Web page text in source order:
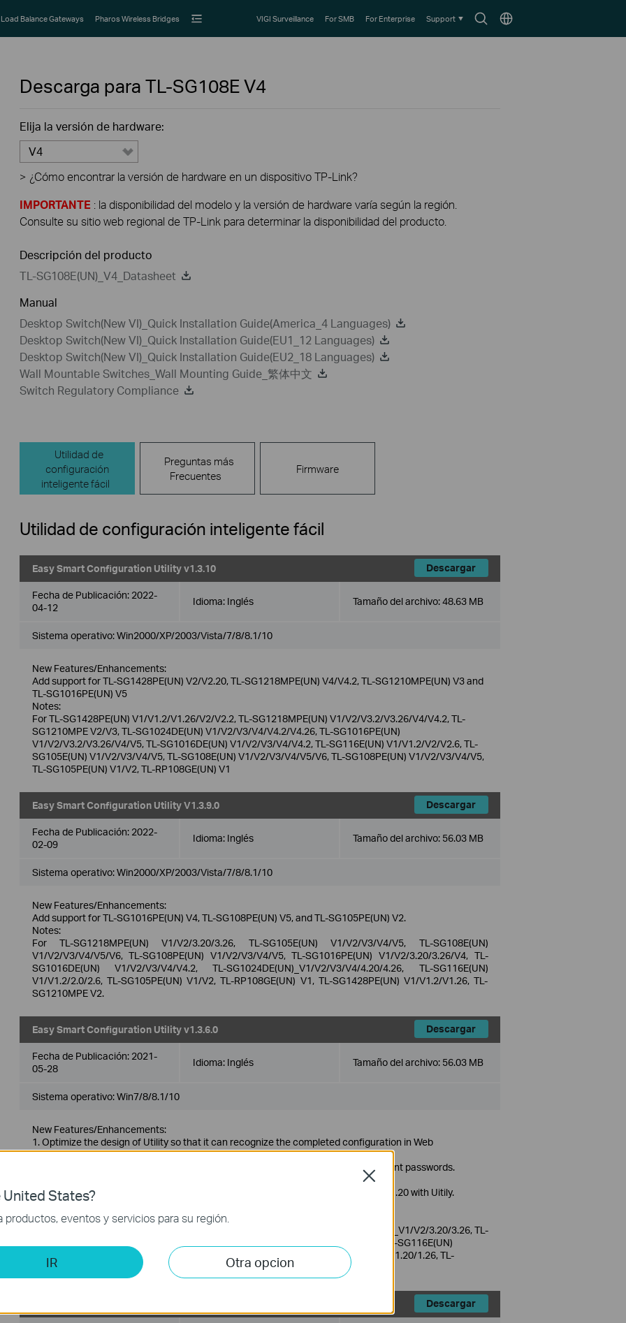
SearchChoose
Load Balance Gateways Pharos Wireless Bridges VIGI Surveillance For SMB For Enterprise Support
Descarga para TL-SG108E V4
Elija la versión de hardware:
V4
> ¿Cómo encontrar la versión de hardware en un dispositivo TP-Link?
IMPORTANTE : la disponibilidad del modelo y la versión de hardware varía según la región.
Consulte su sitio web regional de TP-Link para determinar la disponibilidad del producto.
Descripción del producto
TL-SG108E(UN)_V4_Datasheet
Manual
Desktop Switch(New VI)_Quick Installation Guide(America_4 Languages)
Desktop Switch(New VI)_Quick Installation Guide(EU1_12 Languages)
Desktop Switch(New VI)_Quick Installation Guide(EU2_18 Languages)
Wall Mountable Switches_Wall Mounting Guide_繁体中文
Switch Regulatory Compliance
Utilidad de
configuración
inteligente fácil
Preguntas más
Frecuentes
Firmware
Utilidad de configuración inteligente fácil
Easy Smart Configuration Utility v1.3.10 Descargar
Fecha de Publicación: 2022-
04-12
Idioma: Inglés Tamaño del archivo:48.63 MB
Sistema operativo: Win2000/XP/2003/Vista/7/8/8.1/10
New Features/Enhancements:
Add support for TL-SG1428PE(UN) V2/V2.20, TL-SG1218MPE(UN) V4/V4.2, TL-SG1210MPE(UN) V3 and
TL-SG1016PE(UN) V5
Notes:
For TL-SG1428PE(UN) V1/V1.2/V1.26/V2/V2.2, TL-SG1218MPE(UN) V1/V2/V3.2/V3.26/V4/V4.2, TL-
SG1210MPE V2/V3, TL-SG1024DE(UN) V1/V2/V3/V4/V4.2/V4.26, TL-SG1016PE(UN)
V1/V2/V3.2/V3.26/V4/V5, TL-SG1016DE(UN) V1/V2/V3/V4/V4.2, TL-SG116E(UN) V1/V1.2/V2/V2.6, TL-
SG105E(UN) V1/V2/V3/V4/V5, TL-SG108E(UN) V1/V2/V3/V4/V5/V6, TL-SG108PE(UN) V1/V2/V3/V4/V5,
TL-SG105PE(UN) V1/V2, TL-RP108GE(UN) V1
Easy Smart Configuration Utility V1.3.9.0 Descargar
Fecha de Publicación: 2022-
02-09
Idioma: Inglés Tamaño del archivo: 56.03 MB
Sistema operativo: Win2000/XP/2003/Vista/7/8/8.1/10
New Features/Enhancements:
Add support for TL-SG1016PE(UN) V4, TL-SG108PE(UN) V5, and TL-SG105PE(UN) V2.
Notes:
For TL-SG1218MPE(UN) V1/V2/3.20/3.26, TL-SG105E(UN) V1/V2/V3/V4/V5, TL-SG108E(UN)
V1/V2/V3/V4/V5/V6, TL-SG108PE(UN) V1/V2/V3/V4/V5, TL-SG1016PE(UN) V1/V2/3.20/3.26/V4, TL-
SG1016DE(UN) V1/V2/V3/V4/V4.2, TL-SG1024DE(UN)_V1/V2/V3/V4/4.20/4.26, TL-SG116E(UN)
V1/V1.2/2.0/2.6, TL-SG105PE(UN) V1/V2, TL-RP108GE(UN) V1, TL-SG1428PE(UN) V1/V1.2/V1.26, TL-
SG1210MPE V2.
Easy Smart Configuration Utility v1.3.6.0 Descargar
Fecha de Publicación: 2021-
05-28
Idioma: Inglés Tamaño del archivo: 56.03 MB
Sistema operativo: Win7/8/8.1/10
New Features/Enhancements:
1. Optimize the design of Utility so that it can recognize the completed configuration in Web
management mode, such as account password and LAG settings.
2. Optimize the character set to support half-width characters when setting account passwords.
4. Solved the problem that can not update the latest firmware of the TL-SG116E V1.20 with Uitily.
Notes:
For TL-SG1218MPE(UN) V1/V2/3.20/3.26, TL-SG105E(UN)_V1/V2/V3/V4/V5, TL-
SG108E(UN)_V1/V2/V3/V4/V5/V6, TL-SG108PE(UN)_V1/V2/V3, TL-SG1016PE(UN)_V1/V2/3.20/3.26, TL-
SG1016DE(UN)_V1/V2/V3/V4/V4.2, TL-SG1024DE(UN)_V1/V2/V3/V4/4.20/4.26, TL-SG116E(UN)
V1/V1.2/2.0/2.6, TL-SG105PE(UN) 1.0, TL-RP108GE(UN) 1.0, TL-SG1428PE(UN) 1.0/1.20/1.26, TL-
SG1210MPE V2.
Descargar
United States?
productos, eventos y servicios para su región.
IR Otra opcion
Close